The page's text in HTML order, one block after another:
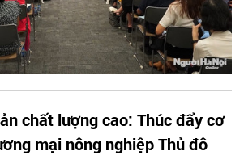
chất lượng cao: Thúc đẩy cơ
mại nông nghiệp Thủ đô